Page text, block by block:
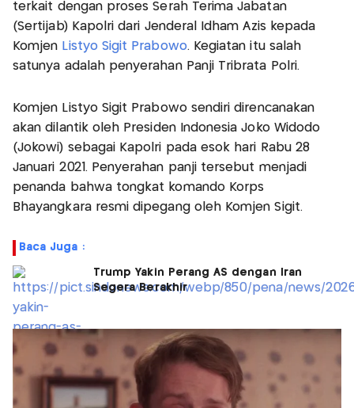
terkait dengan proses Serah Terima Jabatan
(Sertijab) Kapolri dari Jenderal Idham Azis kepada
Komjen Listyo Sigit Prabowo. Kegiatan itu salah
satunya adalah penyerahan Panji Tribrata Polri.
Komjen Listyo Sigit Prabowo sendiri direncanakan
akan dilantik oleh Presiden Indonesia Joko Widodo
(Jokowi) sebagai Kapolri pada esok hari Rabu 28
Januari 2021. Penyerahan panji tersebut menjadi
penanda bahwa tongkat komando Korps
Bhayangkara resmi dipegang oleh Komjen Sigit.
Baca Juga :
Trump Yakin Perang AS dengan Iran
Segera Berakhir